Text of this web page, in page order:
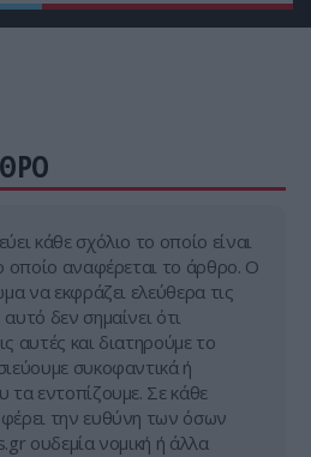
ψήσιμο γουρουνοπούλας σε
κάθε σχόλιο το οποίο είναι
οποίο αναφέρεται το άρθρο. Ο
να εκφράζει ελεύθερα τις
δεν σημαίνει ότι
αυτές και διατηρούμε το
συκοφαντικά ή
τα εντοπίζουμε. Σε κάθε
την ευθύνη των όσων
ουδεμία νομική ή άλλα